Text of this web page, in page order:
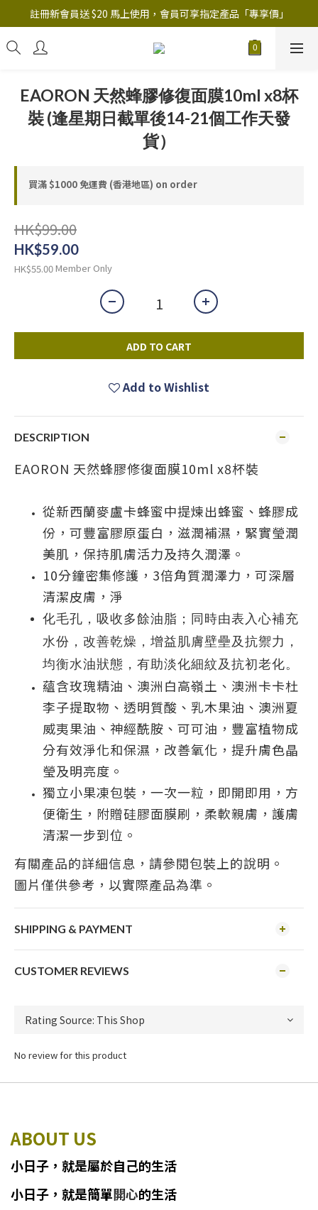
註冊新會員送 $20 馬上使用，會員可享指定產品「​專享價」
註冊新會員送 $20 馬上使用，會員可享指定產品「​專享價」
B.Y.O.B Mask Collection 任選優惠: 4件9折
EAORON 天然蜂膠修復面膜10ml x8杯
裝 (逢星期日截單後14-21個工作天發
貨）
買滿 $1000 免運費 (香港地區) on order
HK$99.00
HK$59.00
HK$55.00Member Only
ADD TO CART
Add to Wishlist
DESCRIPTION
EAORON 天然蜂膠修復面膜10ml x8杯裝
從新西蘭麥盧卡蜂蜜中提煉出蜂蜜、蜂膠成
份，可豐富膠原蛋白，滋潤補濕，緊實瑩潤
美肌，保持肌膚活力及持久潤澤。
10分鐘密集修護，3倍角質潤澤力，可深層
清潔皮膚，淨
化毛孔，吸收多餘油脂；同時由表入心補充
水份，改善乾燥，增益肌膚壁壘及抗禦力，
均衡水油狀態，有助淡化細紋及抗初老化。
蘊含玫瑰精油、澳洲白高嶺土、澳洲卡卡杜
李子提取物、透明質酸、乳木果油、澳洲夏
威夷果油、神經酰胺、可可油，豐富植物成
分有效淨化和保濕，改善氧化，提升膚色晶
瑩及明亮度。
獨立小果凍包裝，一次一粒，即開即用，方
便衛生，附贈硅膠面膜刷，柔軟親膚，護膚
清潔一步到位。
有關產品的詳細信息，請參閱包裝上的說明。
圖片僅供參考，以實際產品為準。
SHIPPING & PAYMENT
CUSTOMER REVIEWS
No review for this product
ABOUT US
小日子 ， 就是屬於自己的生活
小日子 ， 就是簡單開心的生活